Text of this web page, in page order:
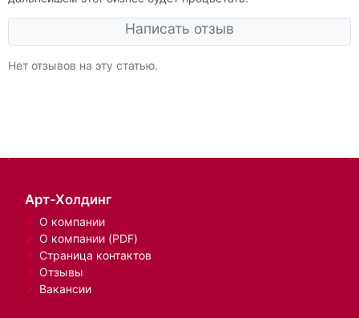
Написать отзыв
Нет отзывов на эту статью.
Арт-Холдинг
О компании
О компании (PDF)
Страница контактов
Отзывы
Вакансии